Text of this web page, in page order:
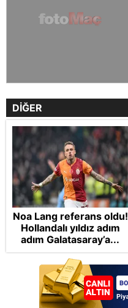
DİĞER
Noa Lang referans oldu!
Hollandalı yıldız adım
adım Galatasaray’a...